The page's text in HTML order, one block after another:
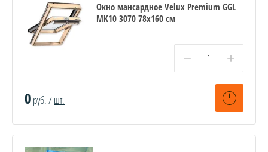
Окно мансардное Velux Premium GGL
MK10 3070 78x160 см
− +
0 руб. /шт.